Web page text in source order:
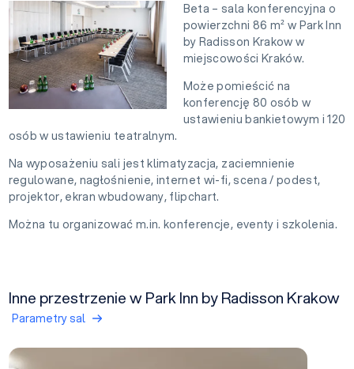
Beta – sala konferencyjna o
powierzchni 86 m² w Park Inn
by Radisson Krakow w
miejscowości Kraków.
Może pomieścić na
konferencję 80 osób w
ustawieniu bankietowym i 120
osób w ustawieniu teatralnym.
Na wyposażeniu sali jest klimatyzacja, zaciemnienie
regulowane, nagłośnienie, internet wi-fi, scena / podest,
projektor, ekran wbudowany, flipchart.
Można tu organizować m.in. konferencje, eventy i szkolenia.
Inne przestrzenie w Park Inn by Radisson Krakow
Parametry sal
Alfa 1